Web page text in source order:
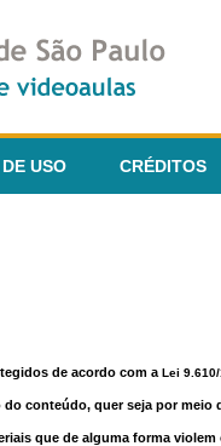
USO CRÉDITOS
de acordo com a Lei
conteúdo, quer seja por meio
que de alguma forma